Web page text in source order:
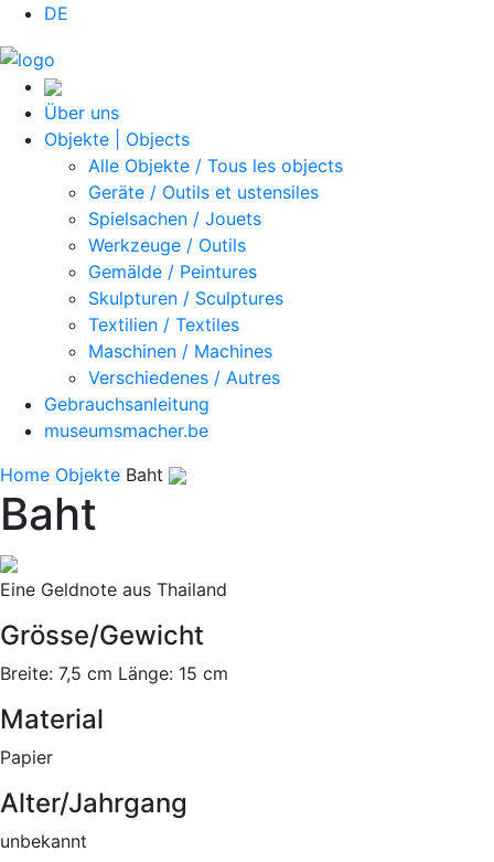
DE
Über uns
Objekte | Objects
Alle Objekte / Tous les objects
Geräte / Outils et ustensiles
Spielsachen / Jouets
Werkzeuge / Outils
Gemälde / Peintures
Skulpturen / Sculptures
Textilien / Textiles
Maschinen / Machines
Verschiedenes / Autres
Gebrauchsanleitung
museumsmacher.be
Home Objekte Baht
Baht
Eine Geldnote aus Thailand
Grösse/Gewicht
Breite: 7,5 cm Länge: 15 cm
Material
Papier
Alter/Jahrgang
unbekannt